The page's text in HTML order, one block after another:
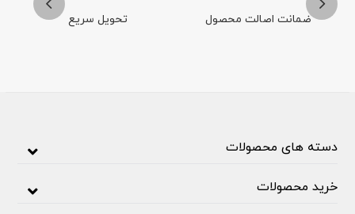
ضمانت اصالت محصول تحویل سریع
دسته های محصولات
خرید محصولات